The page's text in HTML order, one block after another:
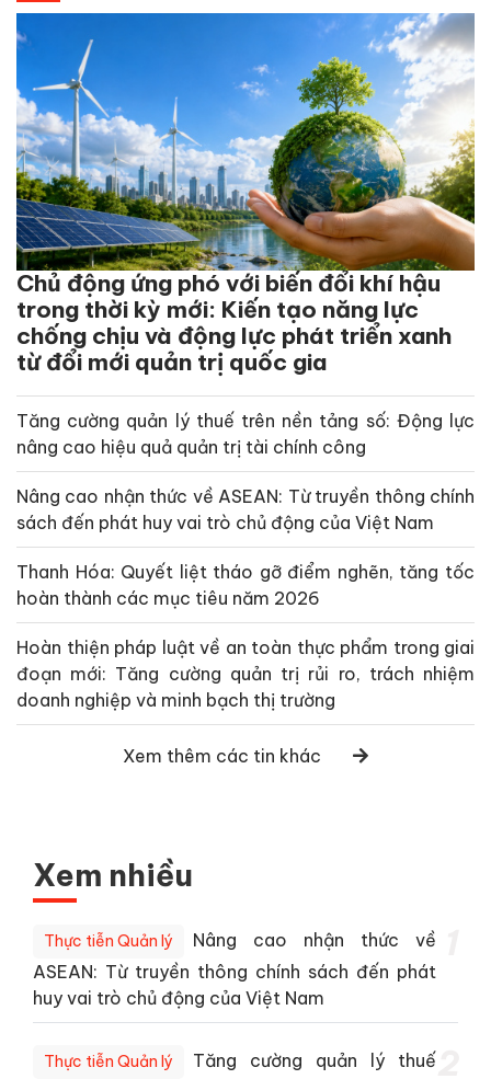
Chủ động ứng phó với biến đổi khí hậu
trong thời kỳ mới: Kiến tạo năng lực
chống chịu và động lực phát triển xanh
từ đổi mới quản trị quốc gia
Tăng cường quản lý thuế trên nền tảng số: Động lực
nâng cao hiệu quả quản trị tài chính công
Nâng cao nhận thức về ASEAN: Từ truyền thông chính
sách đến phát huy vai trò chủ động của Việt Nam
Thanh Hóa: Quyết liệt tháo gỡ điểm nghẽn, tăng tốc
hoàn thành các mục tiêu năm 2026
Hoàn thiện pháp luật về an toàn thực phẩm trong giai
đoạn mới: Tăng cường quản trị rủi ro, trách nhiệm
doanh nghiệp và minh bạch thị trường
Xem thêm các tin khác
Xem nhiều
Thực tiễn Quản lý
Nâng cao nhận thức về
ASEAN: Từ truyền thông chính sách đến phát
huy vai trò chủ động của Việt Nam
Thực tiễn Quản lý
Tăng cường quản lý thuế